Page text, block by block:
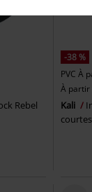
Rebel
-38 %
PVC À
À partir
Kali
courtes